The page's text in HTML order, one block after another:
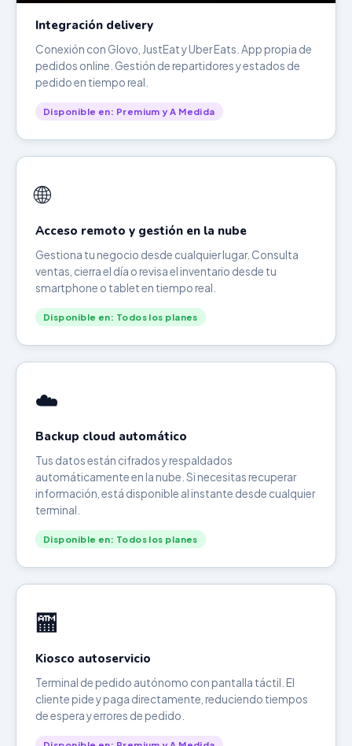
Integración delivery
Conexión con Glovo, JustEat y Uber Eats. App propia de
pedidos online. Gestión de repartidores y estados de
pedido en tiempo real.
Disponible en: Premium y A Medida
🌐
Acceso remoto y gestión en la nube
Gestiona tu negocio desde cualquier lugar. Consulta
ventas, cierra el día o revisa el inventario desde tu
smartphone o tablet en tiempo real.
Disponible en: Todos los planes
☁️
Backup cloud automático
Tus datos están cifrados y respaldados
automáticamente en la nube. Si necesitas recuperar
información, está disponible al instante desde cualquier
terminal.
Disponible en: Todos los planes
🏧
Kiosco autoservicio
Terminal de pedido autónomo con pantalla táctil. El
cliente pide y paga directamente, reduciendo tiempos
de espera y errores de pedido.